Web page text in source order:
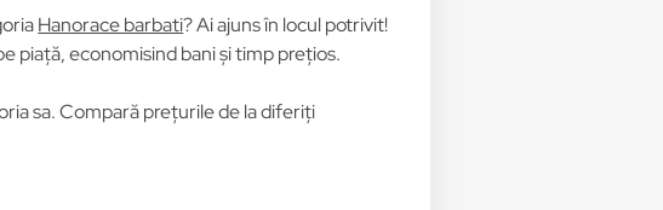
Hanorace barbati? Ai ajuns în locul potrivit!
piață, economisind bani și timp prețios.
sa. Compară prețurile de la diferiți